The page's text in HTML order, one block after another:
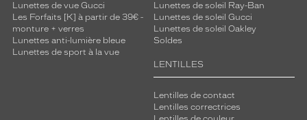
Lunettes de vue Gucci
Les Forfaits [K] à partir de 39€ -
monture + verres
Lunettes anti-lumière bleue
Lunettes de sport à la vue
Lunettes de soleil Ray-Ban
Lunettes de soleil Gucci
Lunettes de soleil Oakley
Soldes
LENTILLES
Lentilles de contact
Lentilles correctrices